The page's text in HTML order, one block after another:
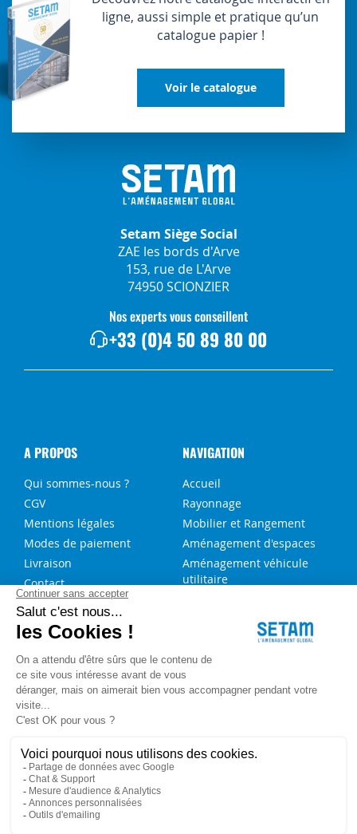
ligne, aussi simple et pratique qu’un
catalogue papier !
Voir le catalogue
Setam Siège Social
ZAE les bords d'Arve
153, rue de L'Arve
74950 SCIONZIER
Nos experts vous conseillent
+33 (0)4 50 89 80 00
A PROPOS
Qui sommes-nous ?
CGV
Mentions légales
Modes de paiement
Livraison
Contact
NAVIGATION
Accueil
Rayonnage
Mobilier et Rangement
Aménagement d'espaces
Aménagement véhicule
utilitaire
NOS SERVICES
FAQ
Blog
Aide au choix rayonnage
Service de montage
Besoin d'aide ?